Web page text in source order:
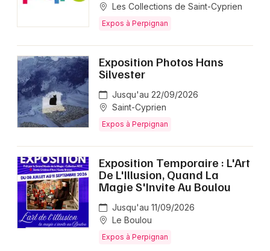
Les Collections de Saint-Cyprien
Expos à Perpignan
Exposition Photos Hans
Silvester
Jusqu'au 22/09/2026
Saint-Cyprien
Expos à Perpignan
Exposition Temporaire : L'Art
De L'Illusion, Quand La
Magie S'Invite Au Boulou
Jusqu'au 11/09/2026
Le Boulou
Expos à Perpignan